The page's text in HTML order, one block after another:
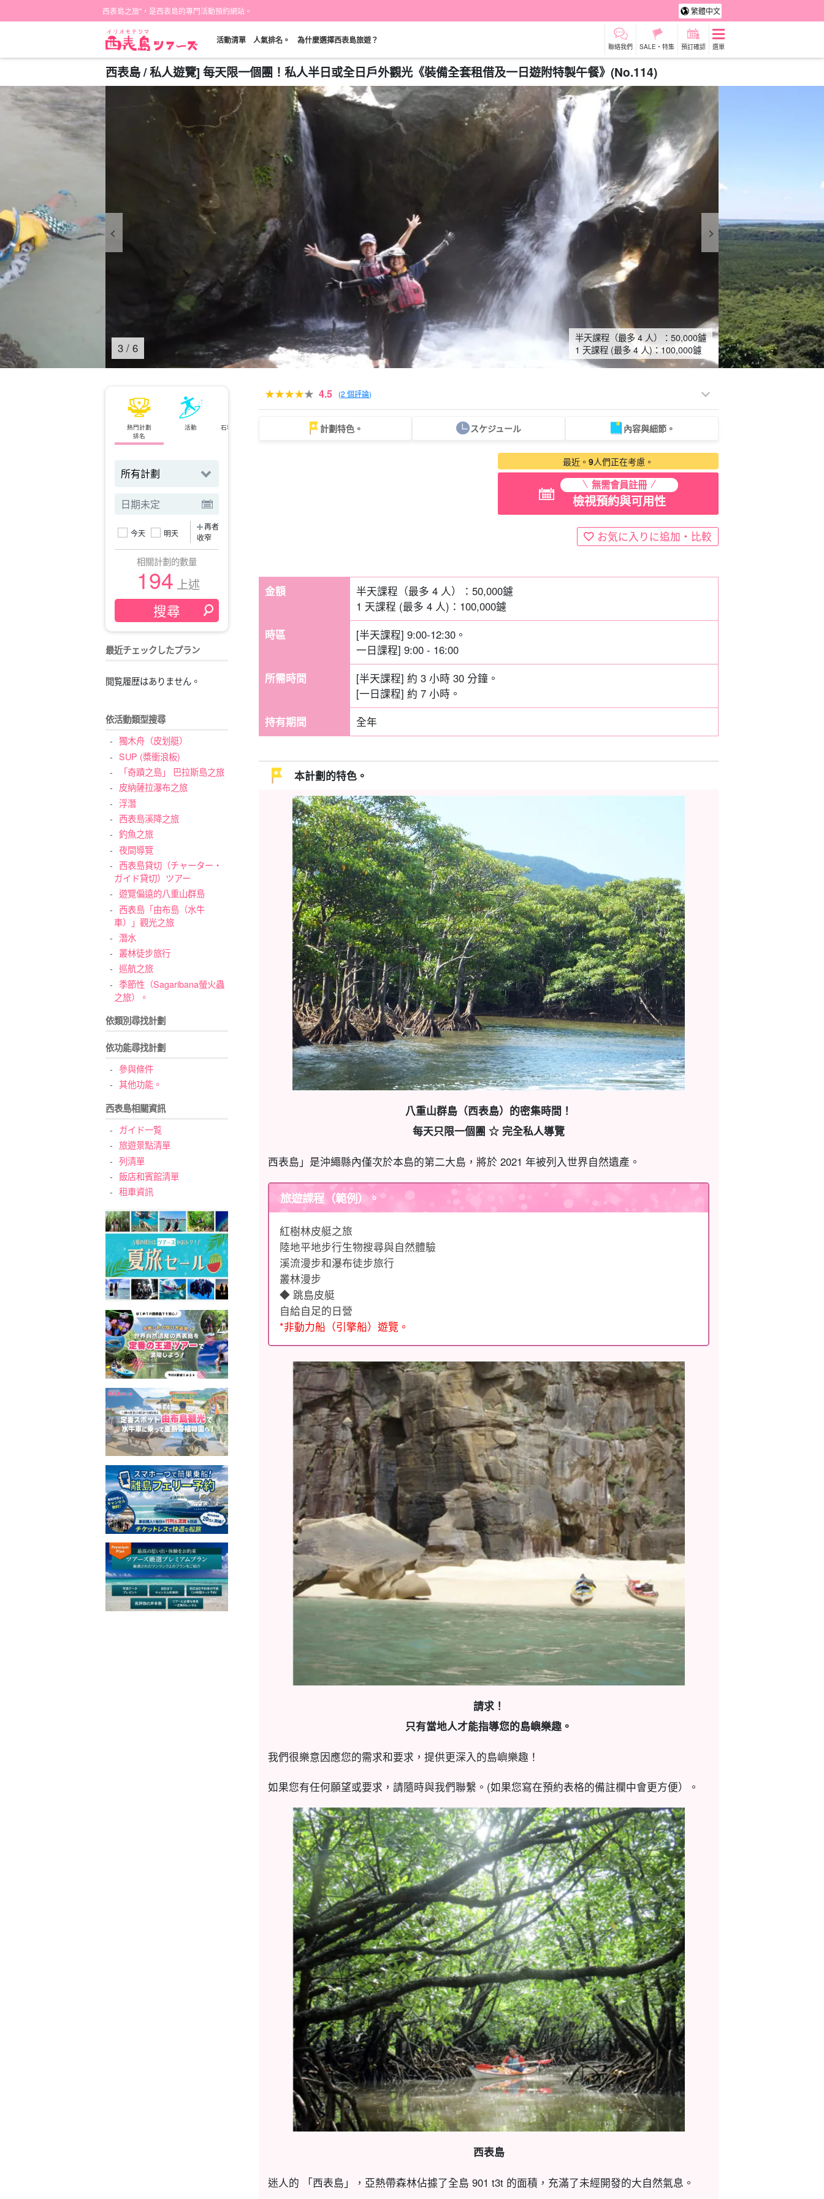
西表島之旅"，是西表島的專門活動預約網站。 繁體中文
活動清單 人氣排名。 為什麼選擇西表島旅遊？
聯絡我們 SALE・特集 預訂確認 選單
西表島 / 私人遊覽] 每天限一個團！私人半日或全日戶外觀光《裝備全套租借及一日遊附特製午餐》(No.114)
4 / 6
半天課程（最多 4 人）： 50,000鑢
1 天課程 (最多 4 人)： 100,000鑢
熱門計劃
排名
活動
石垣島⇄西表島
超值折扣
既定計劃
西表島「瀑布」。
巴拉斯島之旅
今天 明天
再者
收窄
相關計劃的數量
194 上述
最近チェックしたプラン
閲覧履歴はありません。
依活動類型搜尋
獨木舟（皮划艇）
SUP (槳衝浪板)
「奇蹟之島」 巴拉斯島之旅
皮納薩拉瀑布之旅
浮潛
西表島溪降之旅
釣魚之旅
夜間導覽
西表島貸切（チャーター・
ガイド貸切）ツアー
遊覽偏遠的八重山群島
西表島「由布島（水牛
車）」觀光之旅
潛水
叢林徒步旅行
巡航之旅
季節性（Sagaribana螢火蟲
之旅）。
依類別尋找計劃
依功能尋找計劃
參與條件
其他功能。
西表島相關資訊
ガイド一覧
旅遊景點清單
列清單
飯店和賓館清單
租車資訊
4.5 (2 個評論)
計劃特色。 スケジュール 內容與細節。
最近。 9人們正在考慮。
無需會員註冊
檢視預約與可用性
お気に入りに追加・比較
金額 半天課程（最多 4 人）： 50,000鑢
1 天課程 (最多 4 人)： 100,000鑢
時區
[半天課程] 9:00-12:30。
一日課程] 9:00 - 16:00
所需時間
[半天課程] 約 3 小時 30 分鐘。
[一日課程] 約 7 小時。
持有期間
全年
本計劃的特色。
八重山群島（西表島）的密集時間！
每天只限一個團 ☆ 完全私人導覽
西表島」是沖繩縣內僅次於本島的第二大島，將於 2021 年被列入世界自然遺產。
旅遊課程（範例）。
紅樹林皮艇之旅
陸地平地步行生物搜尋與自然體驗
溪流漫步和瀑布徒步旅行
叢林漫步
◆ 跳島皮艇
自給自足的日營
*非動力船（引擎船）遊覽。
請求！
只有當地人才能指導您的島嶼樂趣。
我們很樂意因應您的需求和要求，提供更深入的島嶼樂趣！
如果您有任何願望或要求，請隨時與我們聯繫。(如果您寫在預約表格的備註欄中會更方便）。
西表島
迷人的 「西表島」，亞熱帶森林佔據了全島 901 t3t 的面積，充滿了未經開發的大自然氣息。